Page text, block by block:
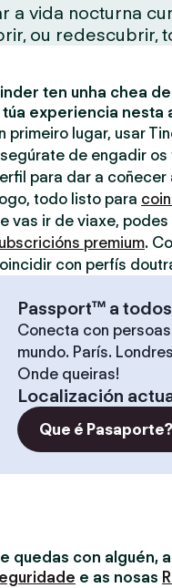
vida nocturna
ou redescubrir,
ten unha chea
túa experiencia nesta
primeiro lugar, usar
de engadir
para dar a
todo listo para
vas ir de viaxe, podes
premium.
con perfís
Passport™ a
Conecta con
mundo. París.
Onde queiras!
Localización
Que é Pasaporte?
quedas con alguén,
e as nosas